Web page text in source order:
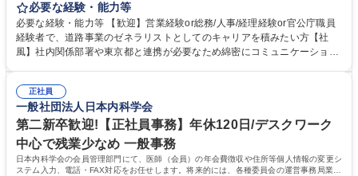
等のフロント部門の部署等幅広い部署での業務をお任せいたします。研修
制度やキャリア支援が充実しております！ ※下記業務詳細 【業務詳細】■
管理部門：広報、人事、経理など当公社の運営に係る管理業務 ■収益部
門：駐車場の新規開拓、管理運営、新宿駅西口広場の「イベントコーナ
道路施設や道路工事現場の見学ツアー事業 ※入社後は上記いずれかの部門
へ配属。※業務内容変更の範囲：会社の定める業務 募集職種 【都庁グル
ープ】総合職（事務）◇残業月平均9時間未満／有給年平均16日取得
必要な経験・能力等
必要な経験・能力等 【歓迎】営業経験or総務/人事/経理経験or官公庁職員
経験者で、道路事業のゼネラリストとしてのキャリアを積みたい方【社
風】社内関係部署や東京都と連携が必要なため綿密にコミュニケーション
部門など多岐に渡る業務を経験できます。 ■様々なプロジェクト：駐車場
事業の他、新宿駅西口広場内に設置された照明を兼ねた広告「ブライトサ
イン」の管理運営を行うなど、事業収益を生み出す活動を積極的に行って
います。 学歴・資格 学歴：大学院 大学 高専 短大 専修学校 高校 語学力：
資格：
正社員
一般社団法人日本内科学会
第二新卒歓迎!【正社員事務】年休120日/デスクワーク
中心で残業少なめ 一般事務
日本内科学会の会員管理部門にて、医師（会員）の年会費徴収や住所等個人情報の変更シ
ステム入力、電話・FAX対応をお任せします。将来的には、各種委員会の運営事務局業務